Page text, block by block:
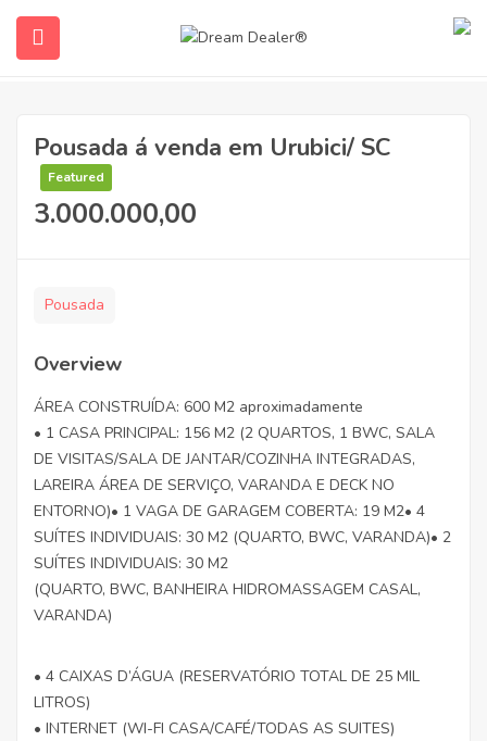
(English (UK))
Pousada á venda em Urubici/ SC
Featured
3.000.000,00
Pousada
Overview
ÁREA CONSTRUÍDA: 600 M2 aproximadamente
• 1 CASA PRINCIPAL: 156 M2 (2 QUARTOS, 1 BWC, SALA
DE VISITAS/SALA DE JANTAR/COZINHA INTEGRADAS,
LAREIRA ÁREA DE SERVIÇO, VARANDA E DECK NO
ENTORNO)• 1 VAGA DE GARAGEM COBERTA: 19 M2• 4
SUÍTES INDIVIDUAIS: 30 M2 (QUARTO, BWC, VARANDA)• 2
SUÍTES INDIVIDUAIS: 30 M2
(QUARTO, BWC, BANHEIRA HIDROMASSAGEM CASAL,
VARANDA)
• 4 CAIXAS D’ÁGUA (RESERVATÓRIO TOTAL DE 25 MIL
LITROS)
• INTERNET (WI-FI CASA/CAFÉ/TODAS AS SUITES)